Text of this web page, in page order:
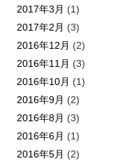
2017年3月 (1)
2017年2月 (3)
2016年12月 (2)
2016年11月 (3)
2016年10月 (1)
2016年9月 (2)
2016年8月 (3)
2016年6月 (1)
2016年5月 (2)